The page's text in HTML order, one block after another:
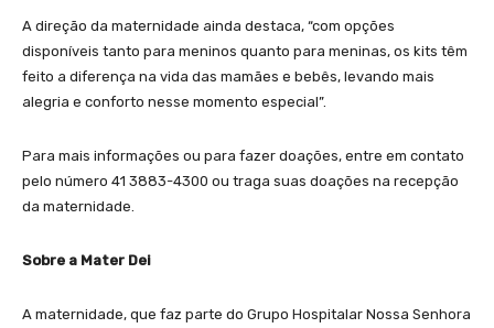
A direção da maternidade ainda destaca, “com opções
disponíveis tanto para meninos quanto para meninas, os kits têm
feito a diferença na vida das mamães e bebês, levando mais
alegria e conforto nesse momento especial”.
Para mais informações ou para fazer doações, entre em contato
pelo número 41 3883-4300 ou traga suas doações na recepção
da maternidade.
Sobre a Mater Dei
A maternidade, que faz parte do Grupo Hospitalar Nossa Senhora